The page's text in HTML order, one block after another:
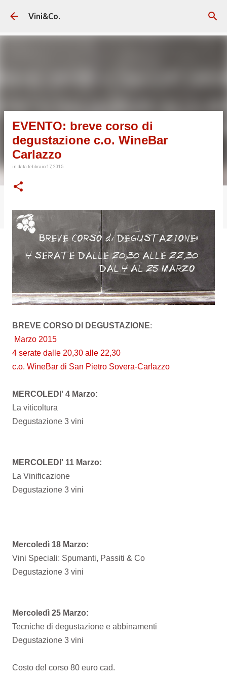
Vini&Co.
EVENTO: breve corso di
degustazione c.o. WineBar
Carlazzo
in data febbraio 17, 2015
BREVE CORSO DI DEGUSTAZIONE:
Marzo 2015
4 serate dalle 20,30 alle 22,30
c.o. WineBar di San Pietro Sovera-Carlazzo
MERCOLEDI' 4 Marzo:
La viticoltura
Degustazione 3 vini
MERCOLEDI' 11 Marzo:
La Vinificazione
Degustazione 3 vini
Mercoledì 18 Marzo:
Vini Speciali: Spumanti, Passiti & Co
Degustazione 3 vini
Mercoledì 25 Marzo:
Tecniche di degustazione e abbinamenti
Degustazione 3 vini
Costo del corso 80 euro cad.